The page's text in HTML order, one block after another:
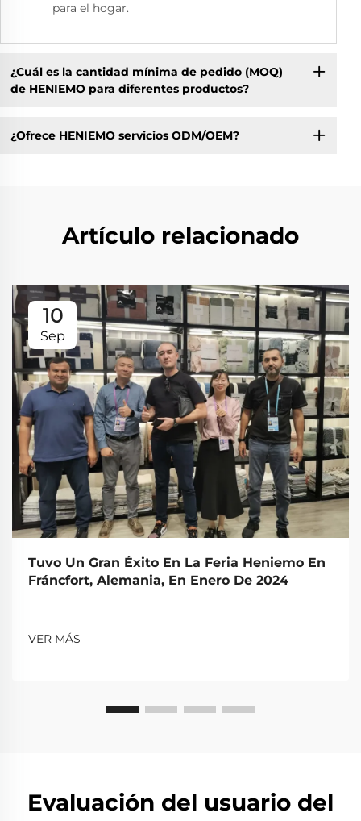
para el hogar.
¿Cuál es la cantidad mínima de pedido (MOQ)
de HENIEMO para diferentes productos?
¿Ofrece HENIEMO servicios ODM/OEM?
Artículo relacionado
10
Sep
Tuvo Un Gran Éxito En La Feria Heniemo En
Fráncfort, Alemania, En Enero De 2024
VER MÁS
Evaluación del usuario del